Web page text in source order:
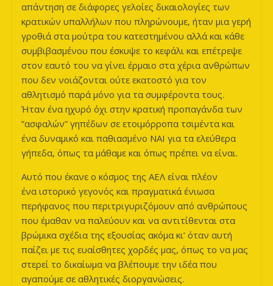
απάντηση σε διάφορες γελοίες δικαιολογίες των
κρατικών υπαλλήλων που πληρώνουμε, ήταν μια γερή
γροθιά στα μούτρα του κατεστημένου αλλά και κάθε
συμβιβασμένου που έσκυψε το κεφάλι και επέτρεψε
στον εαυτό του να γίνει έρμαιο στα χέρια ανθρώπων
που δεν νοιάζονται ούτε εκατοστό για τον
αθλητισμό παρά μόνο για τα συμφέροντα τους.
Ήταν ένα ηχυρό όχι στην κρατική προπαγάνδα των
”ασφαλών” γηπέδων σε ετοιμόρροπα τσιμέντα και
ένα δυναμικό και παθιασμένο ΝΑΙ για τα ελεύθερα
γήπεδα, όπως τα μάθαμε και όπως πρέπει να είναι.
Αυτό που έκανε ο κόσμος της ΑΕΛ είναι πλέον
ένα ιστορικό γεγονός και πραγματικά ένιωσα
περήφανος που περιτριγυριζόμουν από ανθρώπους
που έμαθαν να παλεύουν και να αντιτίθενται στα
βρώμικα σχέδια της εξουσίας ακόμα κι’ όταν αυτή
παίζει με τις ευαίσθητες χορδές μας, όπως το να μας
στερεί το δικαίωμα να βλέπουμε την ιδέα που
αγαπούμε σε αθλητικές διοργανώσεις.